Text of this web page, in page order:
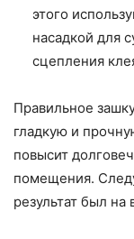
этого
насадкой для
сцепления
Правильное
гладкую и
повысит
помещения.
результат был на